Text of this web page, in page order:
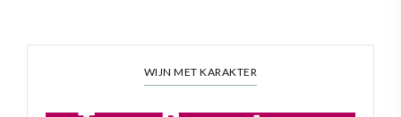
WIJN MET KARAKTER